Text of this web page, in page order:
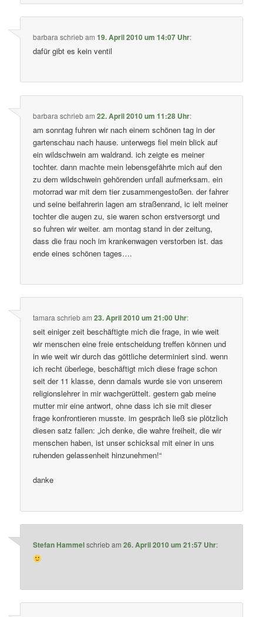
barbara schriebam19. April 2010 um 14:07 Uhr:
dafür gibt es kein ventil
barbara schriebam22. April 2010 um 11:28 Uhr:
am sonntag fuhren wir nach einem schönen tag in der
gartenschau nach hause. unterwegs fiel mein blick auf
ein wildschwein am waldrand. ich zeigte es meiner
tochter. dann machte mein lebensgefährte mich auf den
zu dem wildschwein gehörenden unfall aufmerksam. ein
motorrad war mit dem tier zusammengestoßen. der fahrer
und seine beifahrerin lagen am straßenrand, ic ielt meiner
tochter die augen zu, sie waren schon erstversorgt und
so fuhren wir weiter. am montag stand in der zeitung,
dass die frau noch im krankenwagen verstorben ist. das
ende eines schönen tages….
tamara schriebam23. April 2010 um 21:00 Uhr:
seit einiger zeit beschäftigte mich die frage, in wie weit
wir menschen eine freie entscheidung treffen können und
in wie weit wir durch das göttliche determiniert sind. wenn
ich recht überlege, beschäftigt mich diese frage schon
seit der 11 klasse, denn damals wurde sie von unserem
religionslehrer in mir wachgerüttelt. gestern gab meine
mutter mir eine antwort, ohne dass ich sie mit dieser
frage konfrontieren musste. im gespräch ließ sie plötzlich
diesen satz fallen: „ich denke, die wahre freiheit, die wir
menschen haben, ist unser schicksal mit einer in uns
ruhenden gelassenheit hinzunehmen!“
danke
Stefan Hammelschriebam26. April 2010 um 21:57 Uhr: